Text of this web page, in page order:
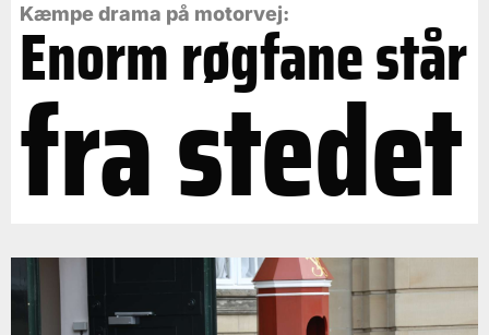
Kæmpe drama på motorvej:
Enorm røgfane står
fra stedet